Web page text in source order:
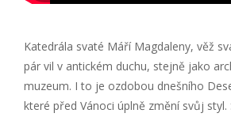
Katedrála svaté Máří Magdaleny, věž
pár vil v antickém duchu, stejně jako
muzeum. I to je ozdobou dnešního
které před Vánoci úplně změní svůj styl.